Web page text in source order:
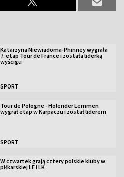
Katarzyna Niewiadoma-Phinney wygrała
7. etap Tour de France i została liderką
wyścigu
SPORT
Tour de Pologne - Holender Lemmen
wygrał etap w Karpaczu i został liderem
SPORT
W czwartek grają cztery polskie kluby w
piłkarskiej LE i LK